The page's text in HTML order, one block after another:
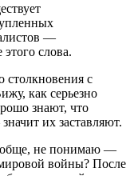
—
слова.
столкновения с
как серьезно
знают, что
их заставляют.
не понимаю —
войны? После